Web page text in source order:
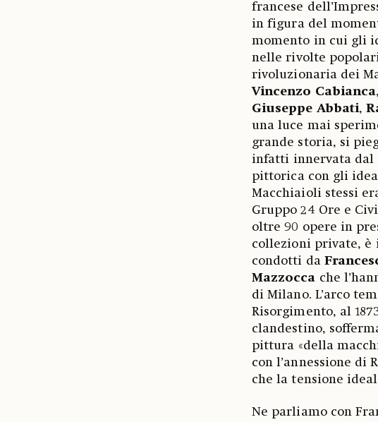
francese
in figura del
momento in cui gli
nelle rivolte
rivoluzionaria dei
Vincenzo Cabianca,
Giuseppe Abbati,
una luce mai
grande storia, si
infatti innervata dal
pittorica con gli
Macchiaioli stessi
Gruppo 24 Ore e
oltre 90 opere in
collezioni private,
condotti da
Mazzocca che
di Milano. L’arco
Risorgimento, al
clandestino,
pittura «della
con l’annessione di
che la tensione
Ne parliamo con